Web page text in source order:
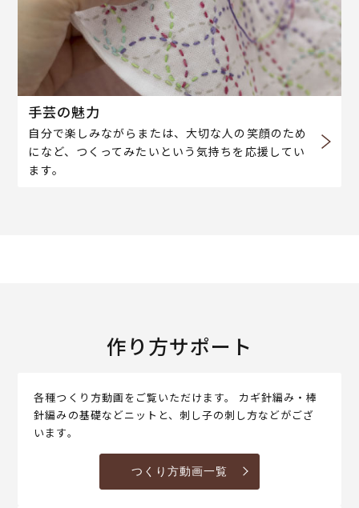
手芸の魅力
自分で楽しみながらまたは、大切な人の笑顔のため
になど、つくってみたいという気持ちを応援してい
ます。
作り方サポート
各種つくり方動画をご覧いただけます。 カギ針編み・棒
針編みの基礎などニットと、刺し子の刺し方などがござ
います。
つくり方動画一覧